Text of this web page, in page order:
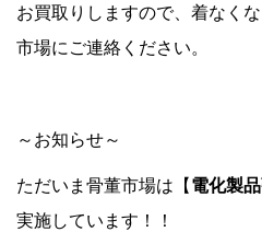
お買取りしますので、着なく
市場にご連絡ください。
～お知らせ～
ただいま骨董市場は【 電化製
実施しています！！